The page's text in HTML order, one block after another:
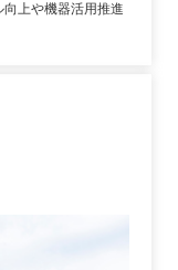
上や機器活用推進